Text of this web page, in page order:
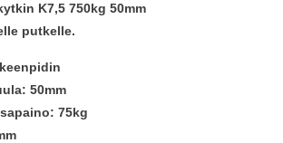
K7,5 750kg 50mm
putkelle.
50mm
75kg